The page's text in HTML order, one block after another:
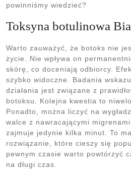
powinniśmy wiedzieć?
Toksyna botulinowa
Warto zauważyć, że botoks nie
życie. Nie wpływa on
skórę, co doceniają odbiorcy.
szybko widoczne. Badania
działania jest związane z
botoksu. Kolejna kwestia to
Ponadto, można liczyć na
walce z nawracającymi
zajmuje jedynie kilka minut. To
rozwiązanie, które cieszy się
pewnym czasie warto powtórzyć
na długi czas.